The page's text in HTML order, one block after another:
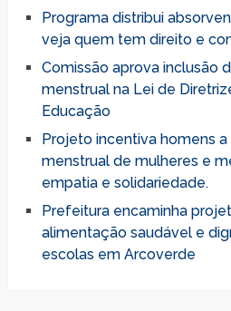
Programa distribui
veja quem tem direito e
Comissão aprova inclusão
menstrual na Lei de
Educação
Projeto incentiva homens
menstrual de mulheres e
empatia e solidariedade.
Prefeitura encaminha
alimentação saudável e
escolas em Arcoverde